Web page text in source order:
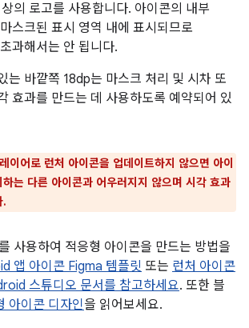
의 로고를 사용합니다. 아이콘의 내부
스크된 표시 영역 내에 표시되므로
과해서는 안 됩니다.
는 바깥쪽 18dp는 마스크 처리 및 시차 또
효과를 만드는 데 사용하도록 예약되어 있
이어로 런처 아이콘을 업데이트하지 않으면 아이
는 다른 아이콘과 어우러지지 않으며 시각 효과
.
사용하여 적응형 아이콘을 만드는 방법을
앱 아이콘 Figma 템플릿 또는 런처 아이콘
스튜디오 문서를 참고하세요. 또한 블
아이콘 디자인을 읽어보세요.